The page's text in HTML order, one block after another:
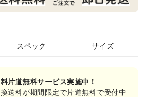
スペック サイズ
片道無料サービス実施中！
送料が期間限定で片道無料で受付中